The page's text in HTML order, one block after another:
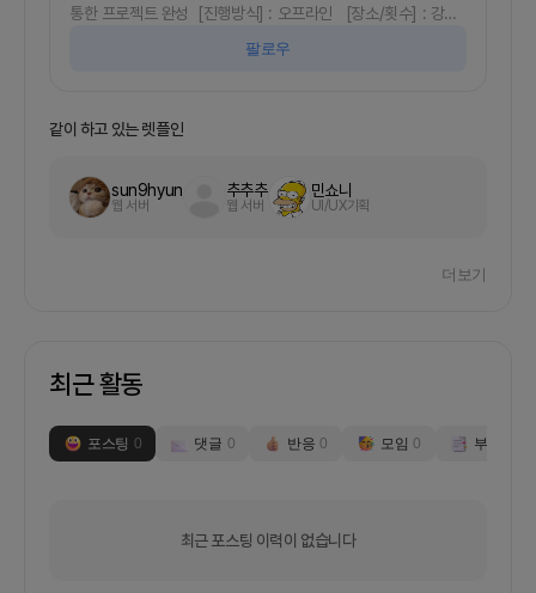
통한 프로젝트 완성 [진행방식] : 오프라인 [장소/횟수] : 강남
식수준] : 해당 언어에 대한 지식이 조금 있으셨으면 합니다. [참
팔로우
같이 하고 있는 렛플인
sun9hyun
웹 서버
추추추
웹 서버
민쇼니
UI/UX기획
더보기
최근 활동
포스팅 0 댓글 0 반응 0 모임 0 부스
최근 포스팅 이력이 없습니다